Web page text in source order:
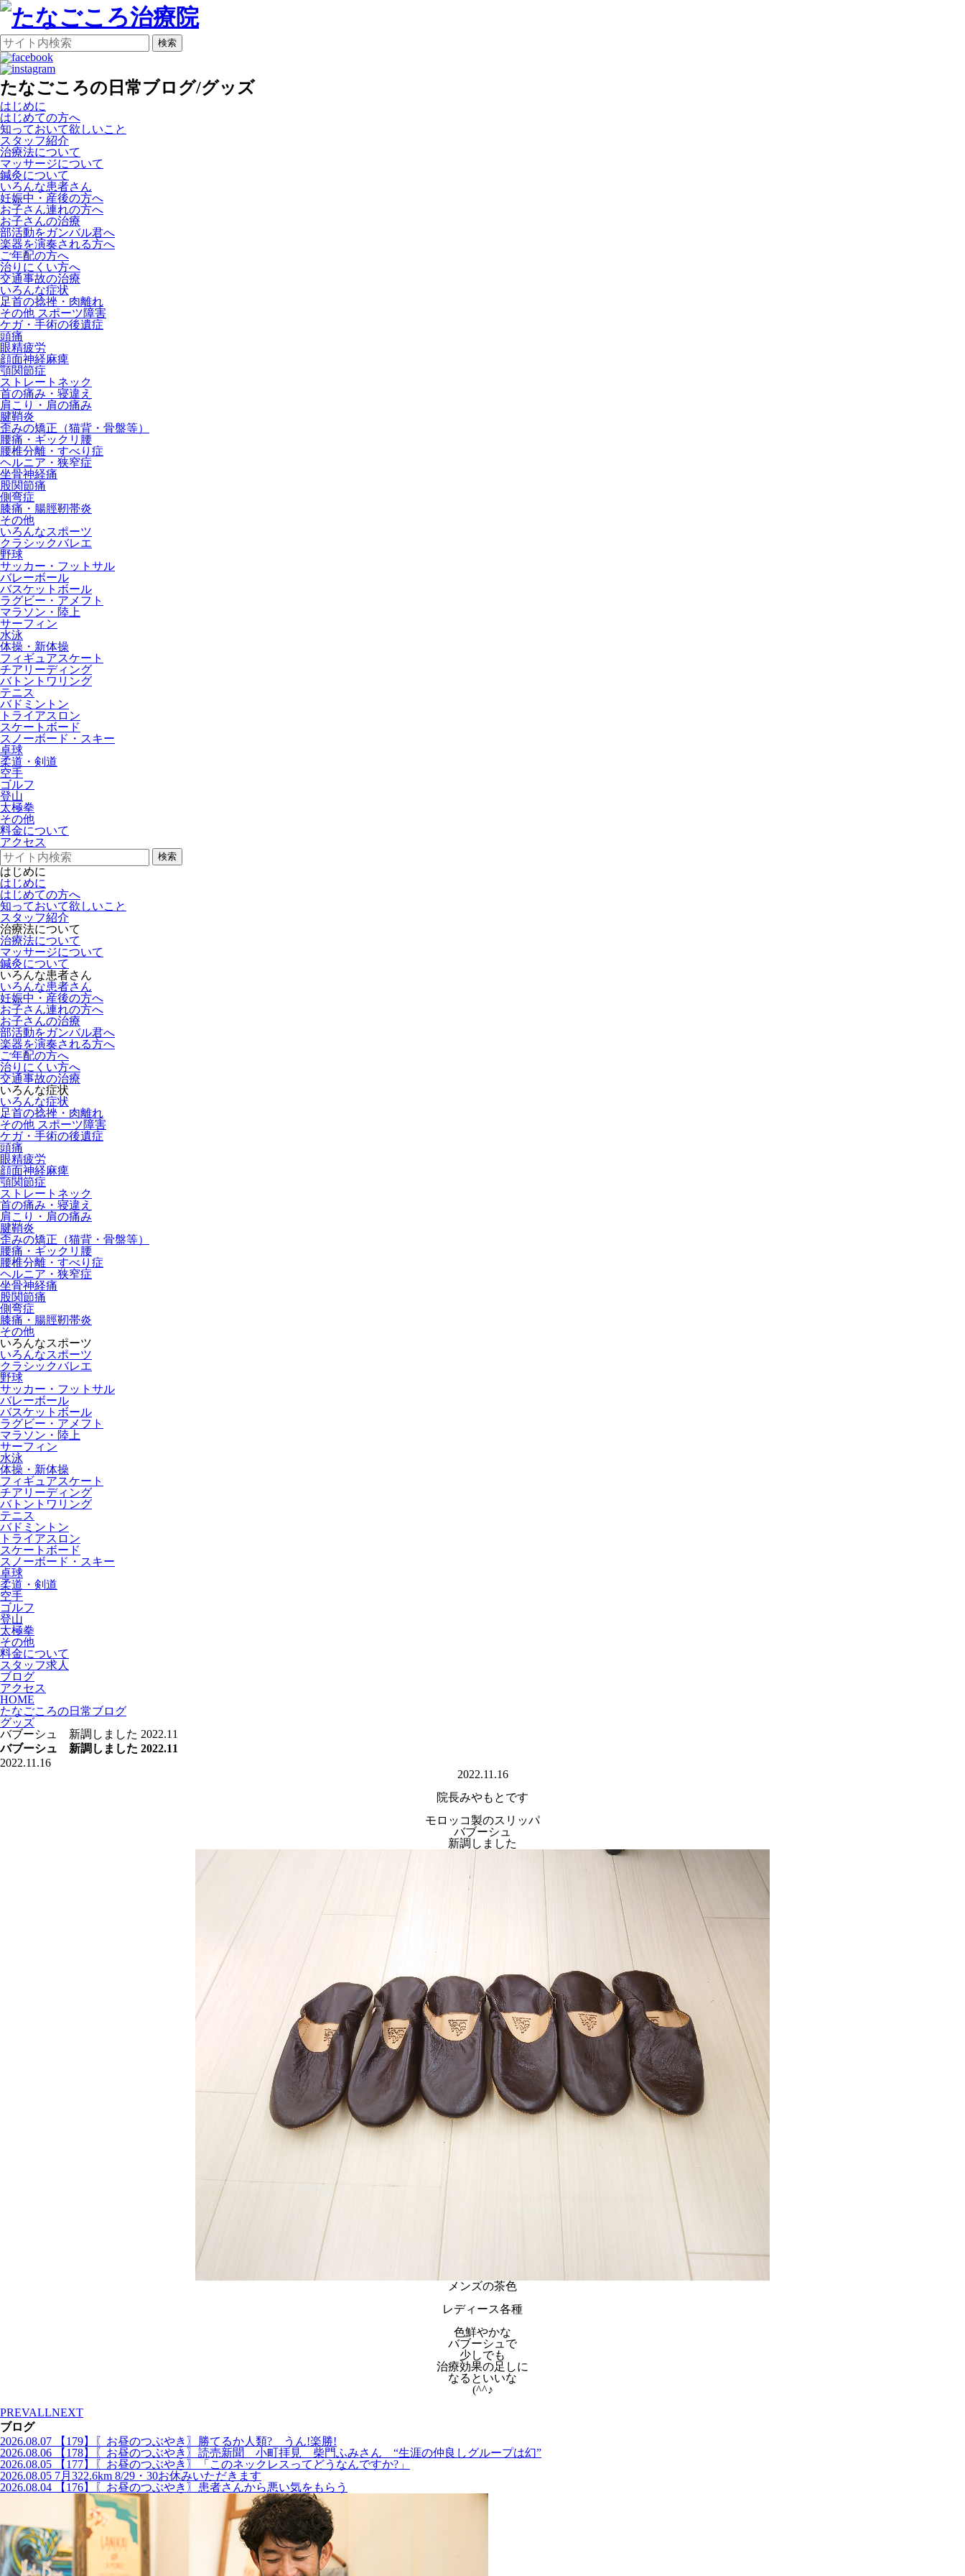
検索
たなごころの日常ブログ/グッズ
はじめに
はじめての方へ
知っておいて欲しいこと
スタッフ紹介
治療法について
マッサージについて
鍼灸について
いろんな患者さん
妊娠中・産後の方へ
お子さん連れの方へ
お子さんの治療
部活動をガンバル君へ
楽器を演奏される方へ
ご年配の方へ
治りにくい方へ
交通事故の治療
いろんな症状
足首の捻挫・肉離れ
その他 スポーツ障害
ケガ・手術の後遺症
頭痛
眼精疲労
顔面神経麻痺
顎関節症
ストレートネック
首の痛み・寝違え
肩こり・肩の痛み
腱鞘炎
歪みの矯正（猫背・骨盤等）
腰痛・ギックリ腰
腰椎分離・すべり症
ヘルニア・狭窄症
坐骨神経痛
股関節痛
側弯症
膝痛・腸脛靭帯炎
その他
いろんなスポーツ
クラシックバレエ
野球
サッカー・フットサル
バレーボール
バスケットボール
ラグビー・アメフト
マラソン・陸上
サーフィン
水泳
体操・新体操
フィギュアスケート
チアリーディング
バトントワリング
テニス
バドミントン
トライアスロン
スケートボード
スノーボード・スキー
卓球
柔道・剣道
空手
ゴルフ
登山
太極拳
その他
料金について
アクセス
検索
はじめに
はじめに
はじめての方へ
知っておいて欲しいこと
スタッフ紹介
治療法について
治療法について
マッサージについて
鍼灸について
いろんな患者さん
いろんな患者さん
妊娠中・産後の方へ
お子さん連れの方へ
お子さんの治療
部活動をガンバル君へ
楽器を演奏される方へ
ご年配の方へ
治りにくい方へ
交通事故の治療
いろんな症状
いろんな症状
足首の捻挫・肉離れ
その他 スポーツ障害
ケガ・手術の後遺症
頭痛
眼精疲労
顔面神経麻痺
顎関節症
ストレートネック
首の痛み・寝違え
肩こり・肩の痛み
腱鞘炎
歪みの矯正（猫背・骨盤等）
腰痛・ギックリ腰
腰椎分離・すべり症
ヘルニア・狭窄症
坐骨神経痛
股関節痛
側弯症
膝痛・腸脛靭帯炎
その他
いろんなスポーツ
いろんなスポーツ
クラシックバレエ
野球
サッカー・フットサル
バレーボール
バスケットボール
ラグビー・アメフト
マラソン・陸上
サーフィン
水泳
体操・新体操
フィギュアスケート
チアリーディング
バトントワリング
テニス
バドミントン
トライアスロン
スケートボード
スノーボード・スキー
卓球
柔道・剣道
空手
ゴルフ
登山
太極拳
その他
料金について
スタッフ求人
ブログ
アクセス
HOME
たなごころの日常ブログ
グッズ
バブーシュ 新調しました 2022.11
バブーシュ 新調しました 2022.11
2022.11.16
2022.11.16
院長みやもとです
モロッコ製のスリッパ
バブーシュ
新調しました
メンズの茶色
レディース各種
色鮮やかな
バブーシュで
少しでも
治療効果の足しに
なるといいな
(^^♪
PREVALLNEXT
ブログ
2026.08.07
【179】〖お昼のつぶやき〗勝てるか人類? うん!楽勝!
2026.08.06
【178】〖お昼のつぶやき〗読売新聞 小町拝見 柴門ふみさん “生涯の仲良しグループは幻”
2026.08.05
【177】〖お昼のつぶやき〗「このネックレスってどうなんですか?」
2026.08.05 7月322.6km 8/29・30お休みいただきます
2026.08.04
【176】〖お昼のつぶやき〗患者さんから悪い気をもらう